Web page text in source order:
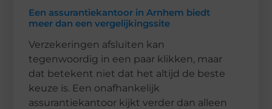
Een assurantiekantoor in Arnhem biedt
meer dan een vergelijkingssite
Verzekeringen afsluiten kan
tegenwoordig in een paar klikken, maar
dat betekent niet dat het altijd de beste
keuze is. Een onafhankelijk
assurantiekantoor kijkt verder dan alleen